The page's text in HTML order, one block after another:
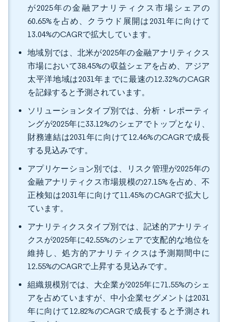
が2025年の金融アナリティクス市場シェアの
60.65%を占め、クラウド展開は2031年に向けて
13.04%のCAGRで拡大しています。
地域別では、北米が2025年の金融アナリティクス
市場において38.45%の収益シェアを占め、アジア
太平洋地域は2031年までに最速の12.32%のCAGR
を記録すると予測されています。
ソリューションタイプ別では、分析・レポーティ
ングが2025年に33.12%のシェアでトップとなり、
財務連結は2031年に向けて12.46%のCAGRで成長
する見込みです。
アプリケーション別では、リスク管理が2025年の
金融アナリティクス市場規模の27.15%を占め、不
正検知は2031年に向けて11.45%のCAGRで拡大し
ています。
アナリティクスタイプ別では、記述的アナリティ
クスが2025年に42.55%のシェアで支配的な地位を
維持し、処方的アナリティクスは予測期間中に
12.55%のCAGRで上昇する見込みです。
組織規模別では、大企業が2025年に71.55%のシェ
アを占めていますが、中小企業セグメントは2031
年に向けて12.82%のCAGRで成長すると予測され